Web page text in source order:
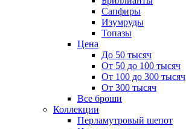
Сапфиры
Изумруды
Топазы
Цена
До 50 тысяч
От 50 до 100 тысяч
От 100 до 300 тысяч
От 300 тысяч
Все броши
Коллекции
Перламутровый шепот